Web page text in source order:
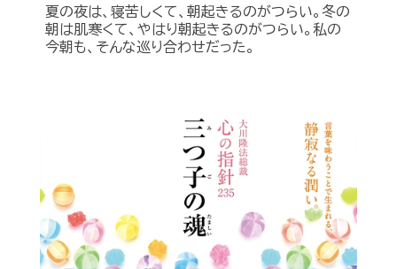
夏の夜は、寝苦しくて、朝起きるのがつらい。冬の
朝は肌寒くて、やはり朝起きるのがつらい。私の
今朝も、そんな巡り合わせだった。